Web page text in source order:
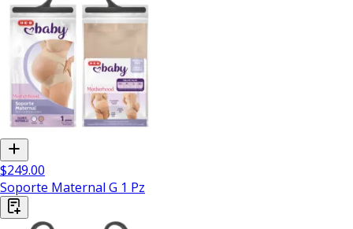
$249.00
Soporte Maternal G 1 Pz